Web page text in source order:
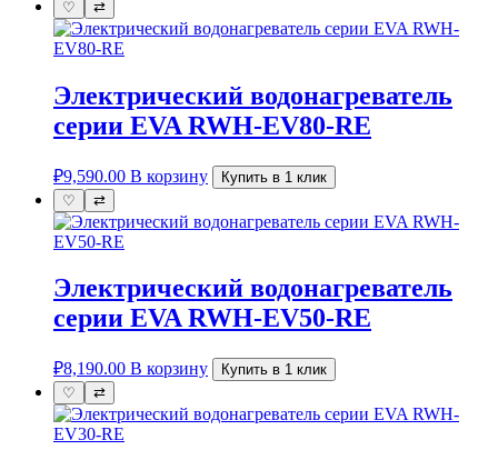
♡
⇄
Электрический водонагреватель
серии EVA RWH-EV80-RE
₽9,590.00 В корзину
Купить в 1 клик
♡
⇄
Электрический водонагреватель
серии EVA RWH-EV50-RE
₽8,190.00 В корзину
Купить в 1 клик
♡
⇄